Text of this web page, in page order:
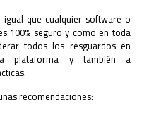
que cualquier software o
100% seguro y como en toda
todos los resguardos en
plataforma y también a
recomendaciones: